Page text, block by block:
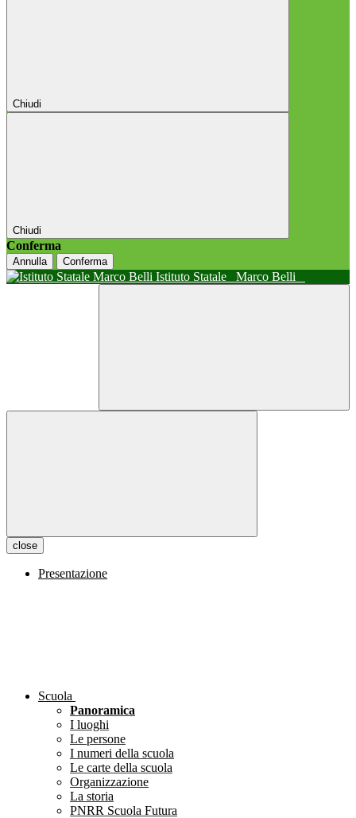
Chiudi
Chiudi
Conferma
Annulla Conferma
Istituto Statale Marco Belli
close
Presentazione
Scuola
Panoramica
I luoghi
Le persone
I numeri della scuola
Le carte della scuola
Organizzazione
La storia
PNRR Scuola Futura